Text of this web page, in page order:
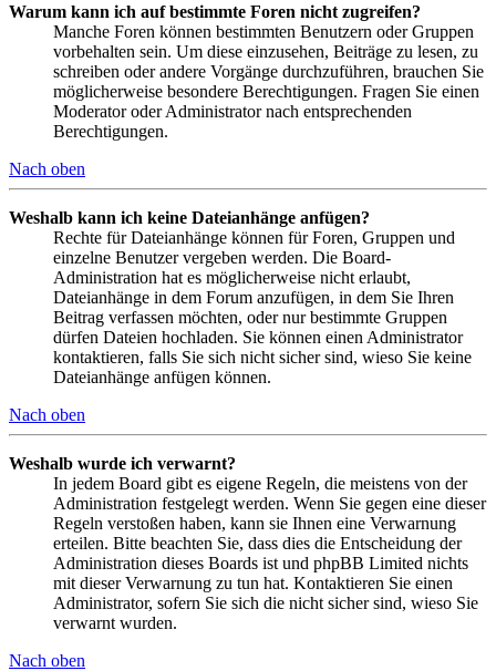
Warum kann ich auf bestimmte Foren nicht zugreifen?
Manche Foren können bestimmten Benutzern oder Gruppen
vorbehalten sein. Um diese einzusehen, Beiträge zu lesen, zu
schreiben oder andere Vorgänge durchzuführen, brauchen Sie
möglicherweise besondere Berechtigungen. Fragen Sie einen
Moderator oder Administrator nach entsprechenden
Berechtigungen.
Nach oben
Weshalb kann ich keine Dateianhänge anfügen?
Rechte für Dateianhänge können für Foren, Gruppen und
einzelne Benutzer vergeben werden. Die Board-
Administration hat es möglicherweise nicht erlaubt,
Dateianhänge in dem Forum anzufügen, in dem Sie Ihren
Beitrag verfassen möchten, oder nur bestimmte Gruppen
dürfen Dateien hochladen. Sie können einen Administrator
kontaktieren, falls Sie sich nicht sicher sind, wieso Sie keine
Dateianhänge anfügen können.
Nach oben
Weshalb wurde ich verwarnt?
In jedem Board gibt es eigene Regeln, die meistens von der
Administration festgelegt werden. Wenn Sie gegen eine dieser
Regeln verstoßen haben, kann sie Ihnen eine Verwarnung
erteilen. Bitte beachten Sie, dass dies die Entscheidung der
Administration dieses Boards ist und phpBB Limited nichts
mit dieser Verwarnung zu tun hat. Kontaktieren Sie einen
Administrator, sofern Sie sich die nicht sicher sind, wieso Sie
verwarnt wurden.
Nach oben